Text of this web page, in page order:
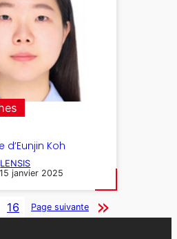
d’Eunjin Koh
LENSIS
15 janvier 2025
16 Page suivante